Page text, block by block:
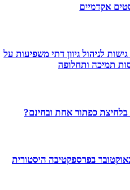
אקדמיים
לניהול גיוון דתי משפיעות על
תמיכה ותחלופה
כפתור אחת ובחינם?